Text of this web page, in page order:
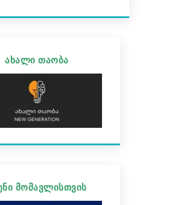
ახალი თაობა
მომავლისთვის